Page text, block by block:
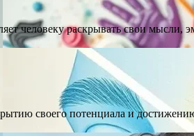
человеку раскрывать свои мысли,
своего потенциала и